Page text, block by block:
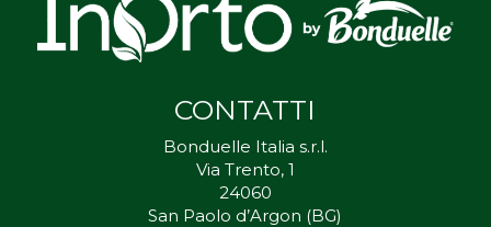
CONTATTI
Bonduelle Italia s.r.l.
Via Trento, 1
24060
San Paolo d’Argon (BG)